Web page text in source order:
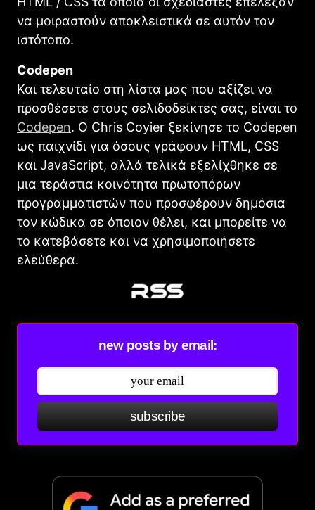
να μοιραστούν αποκλειστικά σε αυτόν τον
ιστότοπο.
Codepen
Και τελευταίο στη λίστα μας που αξίζει να
προσθέσετε στους σελιδοδείκτες σας, είναι το
Codepen. Ο Chris Coyier ξεκίνησε το Codepen
ως παιχνίδι για όσους γράφουν HTML, CSS
και JavaScript, αλλά τελικά εξελίχθηκε σε
μια τεράστια κοινότητα πρωτοπόρων
προγραμματιστών που προσφέρουν δημόσια
τον κώδικα σε όποιον θέλει, και μπορείτε να
το κατεβάσετε και να χρησιμοποιήσετε
ελεύθερα.
new posts by email:
subscribe